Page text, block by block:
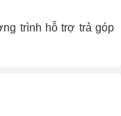
trình hỗ trợ trả góp